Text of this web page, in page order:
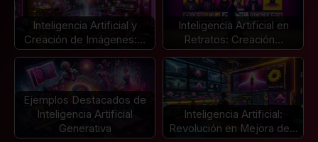
Inteligencia Artificial y
Creación de Imágenes:…
Inteligencia Artificial en
Retratos: Creación…
Ejemplos Destacados de
Inteligencia Artificial
Generativa
Inteligencia Artificial:
Revolución en Mejora de…